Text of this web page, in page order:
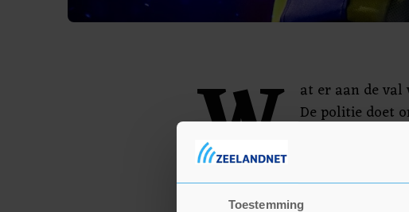
Toestemming
W
at er aan de
De politie doet